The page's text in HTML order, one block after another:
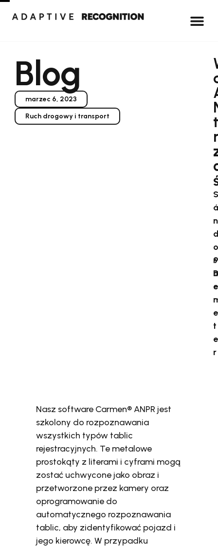
Blog
marzec 6, 2023
Ruch drogowy i transport
S
á
n
d
o
r
e
e
t
e
r
9
Nasz software Carmen® ANPR jest
szkolony do rozpoznawania
wszystkich typów tablic
rejestracyjnych. Te metalowe
prostokąty z literami i cyframi mogą
zostać uchwycone jako obraz i
przetworzone przez kamery oraz
oprogramowanie do
automatycznego rozpoznawania
tablic, aby zidentyfikować pojazd i
jego kierowcę. W przypadku